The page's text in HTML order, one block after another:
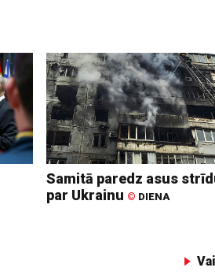
Samitā paredz asus
par Ukrainu © DIENA